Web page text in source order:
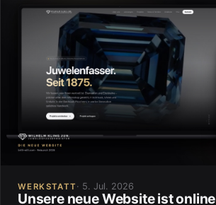
WERKSTATT · 5. Jul. 2026
Unsere neue Website ist online